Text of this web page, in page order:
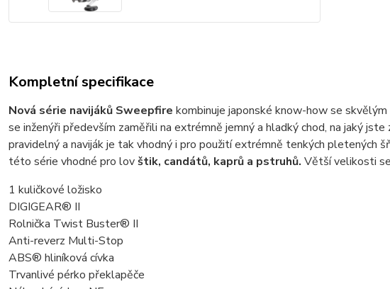
Kompletní specifikace
Nová série navijáků Sweepfire kombinuje japonské know-how se
se inženýři především zaměřili na extrémně jemný a hladký chod, na jaký
pravidelný a naviják je tak vhodný i pro použití extrémně tenkých pletených
této série vhodné pro lovštik, candátů, kaprů a pstruhů. Větší velikosti
1 kuličkové ložisko
DIGIGEAR® II
Rolnička Twist Buster® II
Anti-reverz Multi-Stop
ABS® hliníková cívka
Trvanlivé pérko překlapěče